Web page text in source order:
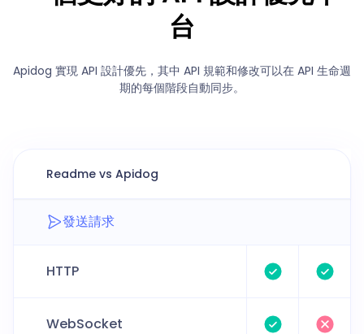
台
Apidog 實現 API 設計優先，其中 API 規範和修改可以在 API 生命週
期的每個階段自動同步。
Readme vs Apidog
發送請求
HTTP
WebSocket